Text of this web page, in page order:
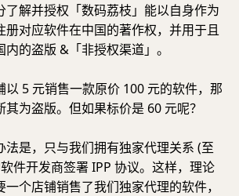
了解并授权「数码荔枝」能以自身作为
册对应软件在中国的著作权，并用于且
的盗版 &「非授权渠道」。
以 5 元销售一款原价 100 元的软件，那
其为盗版。但如果标价是 60 元呢？
法是，只与我们拥有独家代理关系 (至
件开发商签署 IPP 协议。这样，理论
一个店铺销售了我们独家代理的软件，